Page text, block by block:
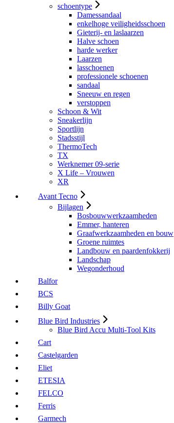
schoentype
Damessandaal
enkelhoge veiligheidsschoen
Gieterij- en laslaarzen
Halve schoen
harde werker
Laarzen
lasschoenen
professionele schoenen
sandaal
Sneeuw en regen
verstoppen
Schoon & Wit
Sneakerlijn
Sportlijn
Stadsstijl
ThermoTech
TX
Werknemer 09-serie
X Life – Vrouwen
XR
Avant Tecno
Bijlagen
Bosbouwwerkzaamheden
Emmer, hanteren
Graafwerkzaamheden en bouw
Groene ruimtes
Landbouw en paardenfokkerij
Landschap
Wegonderhoud
Balfor
BCS
Billy Goat
Blue Bird Industries
Blue Bird Accu Multi-Tool Kits
Cart
Castelgarden
Eliet
ETESIA
FELCO
Ferris
Garmech